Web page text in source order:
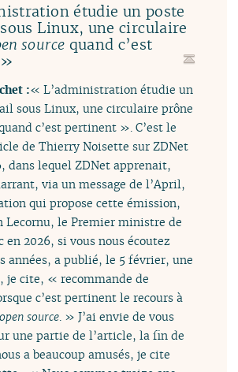
étudie un poste
Linux, une circulaire
source quand c’est
:« L’administration étudie un
sous Linux, une circulaire prône
c’est pertinent ». C’est le
de Thierry Noisette sur ZDNet
dans lequel ZDNet apprenait,
via un message de l’April,
qui propose cette émission,
Lecornu, le Premier ministre de
en 2026, si vous nous écoutez
années, a publié, le 5 février, une
je cite, « recommande de
c’est pertinent le recours à
open source. » J’ai envie de vous
une partie de l’article, la fin de
a beaucoup amusés, je cite